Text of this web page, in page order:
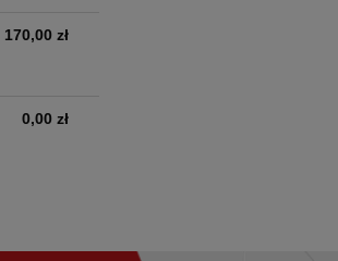
170,00 zł
0,00 zł